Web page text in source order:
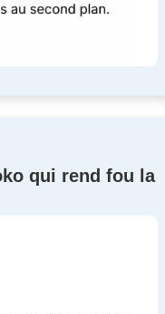
qui rend fou la